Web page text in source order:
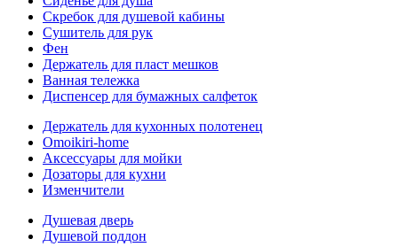
Скребок для душевой кабины
Сушитель для рук
Фен
Держатель для пласт мешков
Ванная тележка
Диспенсер для бумажных салфеток
Держатель для кухонных полотенец
Omoikiri-home
Аксессуары для мойки
Дозаторы для кухни
Изменчители
Душевая дверь
Душевой поддон